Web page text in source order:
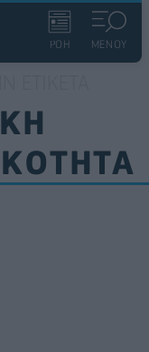
ΡΟΗ ΜΕΝΟΥ